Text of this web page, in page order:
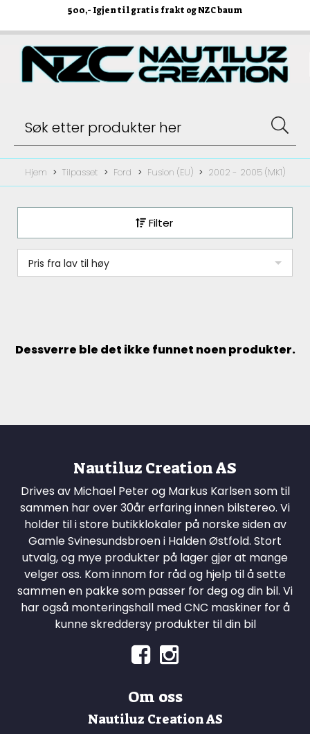
500,- Igjen til gratis frakt og NZC baum
Hjem Tilpasset Ford Fusion (EU) 2002 - 2005 (MK1)
Filter
Pris fra lav til høy
Dessverre ble det ikke funnet noen produkter.
Nautiluz Creation AS
Drives av Michael Peter og Markus Karlsen som til
sammen har over 30år erfaring innen bilstereo. Vi
holder til i store butikklokaler på norske siden av
Gamle Svinesundsbroen i Halden Østfold. Stort
utvalg, og mye produkter på lager gjør at mange
velger oss. Kom innom for råd og hjelp til å sette
sammen en pakke som passer for deg og din bil. Vi
har også monteringshall med CNC maskiner for å
kunne skreddersy produkter til din bil
Om oss
Nautiluz Creation AS